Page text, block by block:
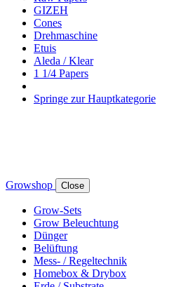
GIZEH
Cones
Drehmaschine
Etuis
Aleda / Klear
1 1/4 Papers
Springe zur Hauptkategorie
Growshop Close
Grow-Sets
Grow Beleuchtung
Dünger
Belüftung
Mess- / Regeltechnik
Homebox & Drybox